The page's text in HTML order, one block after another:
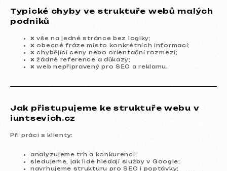
Typické chyby ve struktuře webů malých
podniků
❌ vše na jedné stránce bez logiky;
❌ obecné fráze místo konkrétních informací;
❌ chybějící ceny nebo orientační rozmezí;
❌ žádné reference a důkazy;
❌ web nepřipravený pro SEO a reklamu.
Jak přistupujeme ke struktuře webu v
iuntsevich.cz
Při práci s klienty:
analyzujeme trh a konkurenci;
sledujeme, jak lidé hledají služby v Google;
navrhujeme strukturu pro SEO i poptávky;
Zakladatel marketingové agenturyiuntsevich.cz